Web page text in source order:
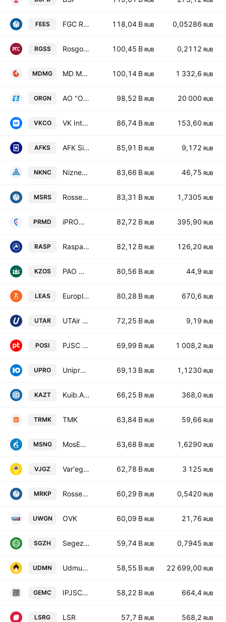
FEES FGC ROSSETI 118,04 B RUB 0,05286 RUB
RGSS Rosgosstrakh 100,45 B RUB 0,2112 RUB
MDMG MD Medical Group IPJSC 100,14 B RUB 1 332,6 RUB
ORGN AO "Organika" ORD 98,52 B RUB 20 000 RUB
VKCO VK International Public JS Com 86,74 B RUB 153,60 RUB
AFKS AFK Sistema 85,91 B RUB 9,172 RUB
NKNC Niznekamskneftekhim 83,66 B RUB 46,75 RUB
MSRS Rosseti Moscow Region 83,31 B RUB 1,7305 RUB
PRMD iPROMOMED 82,72 B RUB 395,90 RUB
RASP Raspadskaya 82,12 B RUB 126,20 RUB
KZOS PAO Organicheskiy Sintez 80,56 B RUB 44,9 RUB
LEAS Europlan 80,28 B RUB 670,6 RUB
UTAR UTAir Aviacompany 72,25 B RUB 9,19 RUB
POSI PJSC Positive Group 69,99 B RUB 1 008,2 RUB
UPRO Unipro PAO 69,13 B RUB 1,1230 RUB
KAZT Kuib.Azot 66,25 B RUB 368,0 RUB
TRMK TMK 63,84 B RUB 59,66 RUB
MSNG MosEnrg 63,68 B RUB 1,6290 RUB
VJGZ Var'eganneftegaz 62,78 B RUB 3 125 RUB
MRKP Rosseti Centr i Privoljye 60,29 B RUB 0,5420 RUB
UWGN OVK 60,09 B RUB 21,76 RUB
SGZH Segezha 59,74 B RUB 0,7945 RUB
UDMN Udmurtneft 58,55 B RUB 22 699,00 RUB
GEMC IPJSC UMG 58,22 B RUB 664,4 RUB
LSRG LSR 57,7 B RUB 568,2 RUB